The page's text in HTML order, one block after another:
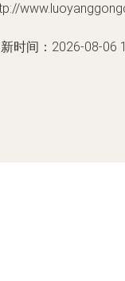
时间：2026-08-06